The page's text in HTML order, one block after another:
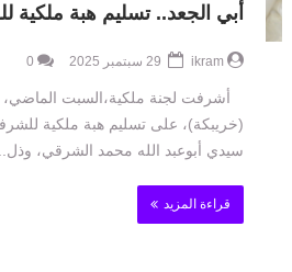
أبي الجعد.. تسليم هبة ملكية
ikram
0
أشرفت لجنة ملكية،السبت الماضي،
(خريبكة)، على تسليم هبة ملكية
سيدي أبوعبد الله محمد الشرقي،
قراءة المزيد